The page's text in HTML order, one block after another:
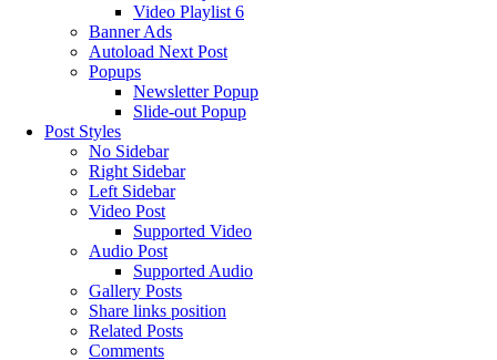
Video Playlist 6
Banner Ads
Autoload Next Post
Popups
Newsletter Popup
Slide-out Popup
Post Styles
No Sidebar
Right Sidebar
Left Sidebar
Video Post
Supported Video
Audio Post
Supported Audio
Gallery Posts
Share links position
Related Posts
Comments